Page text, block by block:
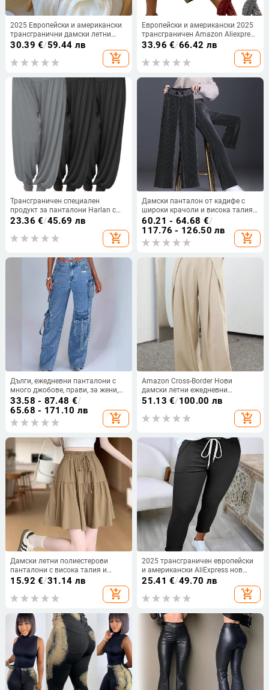
2025 Европейски и американски
трансгранични дамски летни
тънки текстурирани мрежести
ежедневни широки панталони с
висока талия
30.39 €/59.44 лв
add_shopping_cart
Европейски и американски 2025
трансграничен Amazon Aliexpress
Нови едноцветни удобни
ежедневни триизмерни къси
карго панталони с множество
33.96 €/66.42 лв
add_shopping_cart
Трансграничен специален
продукт за панталони Harlan с
висока талия и пръсти,
европейски и американски стил,
спортни и развлекателни
панталони с пръсти, независима
23.36 €/45.69 лв
add_shopping_cart
Дамски панталон от кадифе с
широки крачоли и висока талия,
прави панталони, есен и зима
2024, нови универсални
свободни дамски панталони,
ежедневни панталони с драпе
60.21 - 64.68 €/
117.76 - 126.50 лв
add_shopping_cart
Дълги, ежедневни панталони с
много джобове, прави, за жени,
деним гащеризон, стилни, за
всички възрасти
33.58 - 87.48 €/
65.68 - 171.10 лв
add_shopping_cart
Amazon Cross-Border Нови
дамски летни ежедневни
панталони с висока талия,
едноцветни, с широки крачоли
51.13 €/100.00 лв
add_shopping_cart
Дамски летни полиестерови
панталони с висока талия и
широк крак
15.92 €/31.14 лв
add_shopping_cart
2025 трансграничен европейски
и американски AliExpress нов
колан малък пояс за крака
женски плътен цвят външна
търговия темперамент
25.41 €/49.70 лв
add_shopping_cart